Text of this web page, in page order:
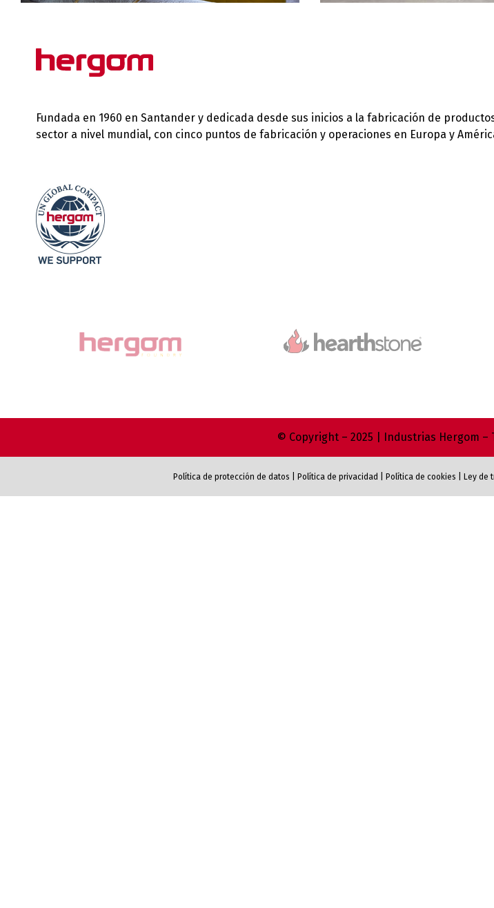
Fundada en 1960 en Santander y dedicada desde sus inicios a la fabricación de
sector a nivel mundial, con cinco puntos de fabricación y operaciones en Europa y
© Copyright – 2025 | Industrias Hergom –
Política de protección de datos Política de privacidad Política de cookies Ley de